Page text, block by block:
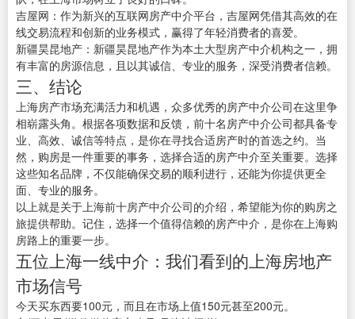
吉屋网：作为新兴的互联网房产中介平台，吉屋网凭借其高效的在
线交易流程和创新的业务模式，赢得了年轻消费者的喜爱。
新疆昊昆地产：新疆昊昆地产作为本土大型房产中介机构之一，拥
有丰富的房源信息，且以其诚信、专业的服务，深受消费者信赖。
三、结论
上海房产市场充满活力和机遇，众多优秀的房产中介公司在这里争
相崭露头角。根据各项数据和反馈，前十名房产中介公司都具备专
业、高效、诚信等特点，是你在寻找合适房产时的首选之约。当
然，购房是一件重要的事务，选择合适的房产中介至关重要。选择
这些知名品牌，不仅能确保交易的顺利进行，还能为你提供更全
面、专业的服务。
以上就是关于上海前十房产中介公司的介绍，希望能为你的购房之
旅提供帮助。记住，选择一个值得信赖的房产中介，是你在上海购
房路上的重要一步。
五位上海一线中介：我们看到的上海房地产
市场信号
今天买东西要100元，而且在市场上值150元甚至200元。